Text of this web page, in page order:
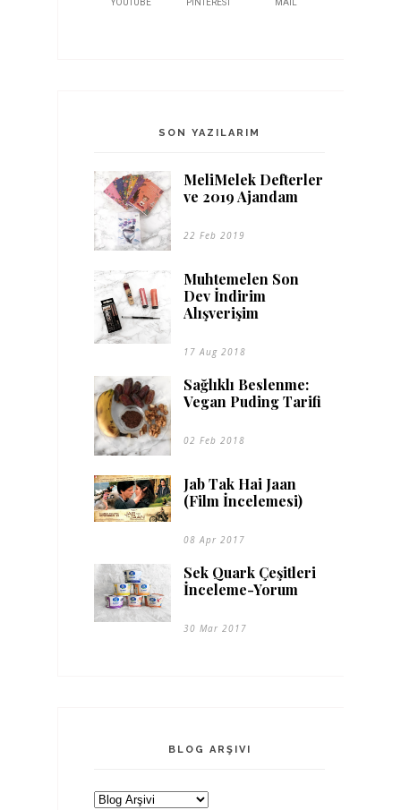
YOUTUBE PINTEREST MAIL
SON YAZILARIM
MeliMelek Defterler
ve 2019 Ajandam
22 Feb 2019
Muhtemelen Son
Dev İndirim
Alışverişim
17 Aug 2018
Sağlıklı Beslenme:
Vegan Puding Tarifi
02 Feb 2018
Jab Tak Hai Jaan
(Film İncelemesi)
08 Apr 2017
Sek Quark Çeşitleri
İnceleme-Yorum
30 Mar 2017
BLOG ARŞIVI